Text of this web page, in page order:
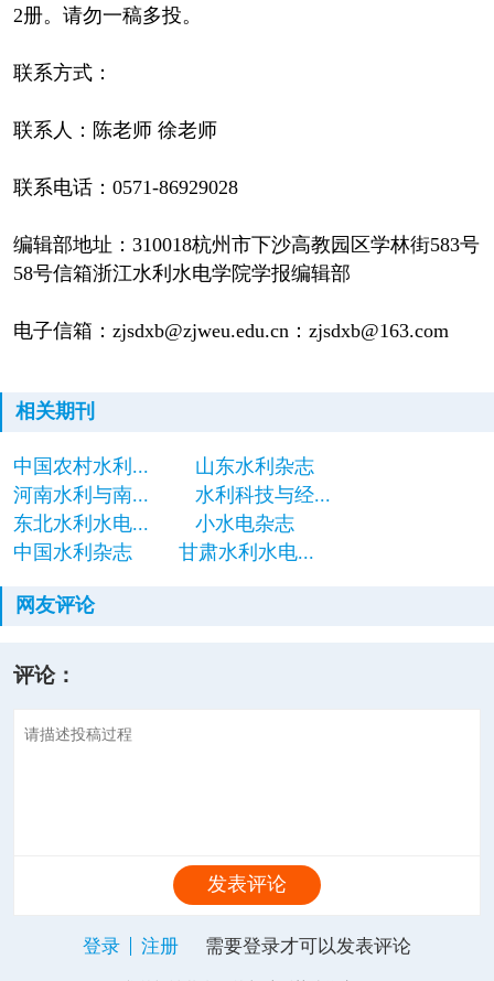
2册。请勿一稿多投。
联系方式：
联系人：陈老师 徐老师
联系电话：0571-86929028
编辑部地址：310018杭州市下沙高教园区学林街583号
58号信箱浙江水利水电学院学报编辑部
电子信箱：zjsdxb@zjweu.edu.cn：zjsdxb@163.com
相关期刊
中国农村水利...
山东水利杂志
河南水利与南...
水利科技与经...
东北水利水电...
小水电杂志
中国水利杂志
甘肃水利水电...
网友评论
评论：
发表评论
登录 注册 需要登录才可以发表评论